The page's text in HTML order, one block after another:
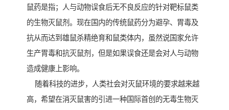
鼠药是指；人与动物误食后无不良反应的针对靶标鼠类
的生物灭鼠剂。现在国内的传统鼠药分为避孕、胃毒及
抗从而达到雄鼠杀精绝育和鼠类体内，虽然说国家允许
生产胃毒和抗灭鼠剂，但是如果误食还是会对人与动物
造成健康上影响。
随着科技的进步，人类社会对灭鼠环境的要求越来越
高，希望在消灭鼠害的引进一种国际首创的无毒生物灭